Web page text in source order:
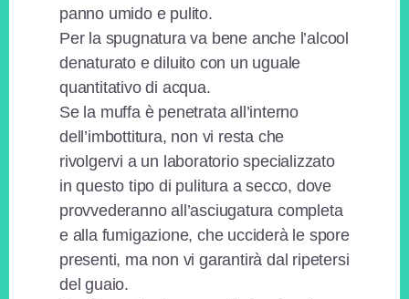
panno umido e pulito.
Per la spugnatura va bene anche l’alcool
denaturato e diluito con un uguale
quantitativo di acqua.
Se la muffa è penetrata all’interno
dell’imbottitura, non vi resta che
rivolgervi a un laboratorio specializzato
in questo tipo di pulitura a secco, dove
provvederanno all’asciugatura completa
e alla fumigazione, che ucciderà le spore
presenti, ma non vi garantirà dal ripetersi
del guaio.